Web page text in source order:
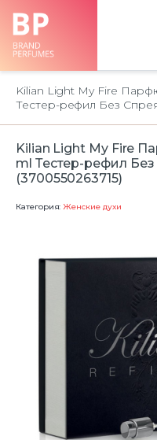
Kilian Light My Fire
Тестер-рефил Без Спрея
Kilian Light My Fire
ml Тестер-рефил Без
(3700550263715)
Категория: Женские духи